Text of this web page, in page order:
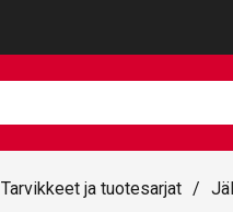
Tarvikkeet ja tuotesarjat /